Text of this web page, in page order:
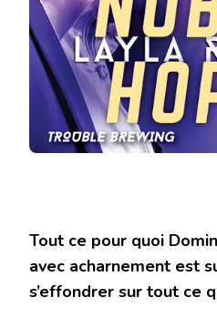
Tout ce pour quoi
avec acharnement est
s’effondrer sur tout ce